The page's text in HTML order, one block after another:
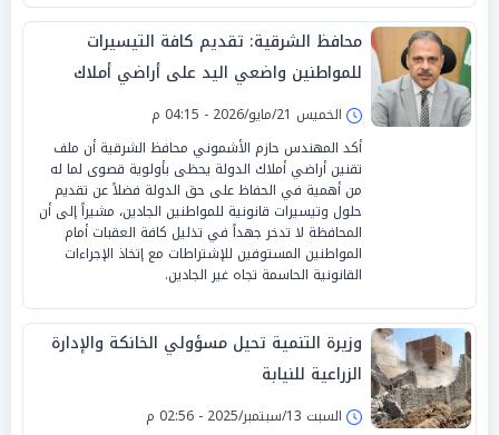
محافظ الشرقية: تقديم كافة التيسيرات
للمواطنين واضعي اليد على أراضي أملاك
الدولةالخميس 21/مايو/2026 - 04:15 م
أكد المهندس حازم الأشموني محافظ الشرقية أن ملف
تقنين أراضي أملاك الدولة يحظى بأولوية قصوى لما له
من أهمية في الحفاظ على حق الدولة فضلاً عن تقديم
حلول وتيسيرات قانونية للمواطنين الجادين، مشيراً إلى أن
المحافظة لا تدخر جهداً في تذليل كافة العقبات أمام
المواطنين المستوفين للإشتراطات مع إتخاذ الإجراءات
القانونية الحاسمة تجاه غير الجادين.
وزيرة التنمية تحيل مسؤولي الخانكة والإدارة
الزراعية للنيابة
السبت 13/سبتمبر/2025 - 02:56 م